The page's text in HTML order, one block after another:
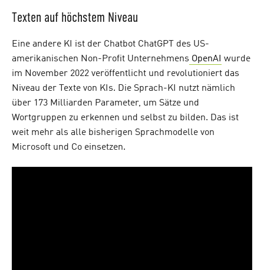
Texten auf höchstem Niveau
Eine andere KI ist der Chatbot ChatGPT des US-
amerikanischen Non-Profit Unternehmens OpenAI wurde
im November 2022 veröffentlicht und revolutioniert das
Niveau der Texte von KIs. Die Sprach-KI nutzt nämlich
über 173 Milliarden Parameter, um Sätze und
Wortgruppen zu erkennen und selbst zu bilden. Das ist
weit mehr als alle bisherigen Sprachmodelle von
Microsoft und Co einsetzen.